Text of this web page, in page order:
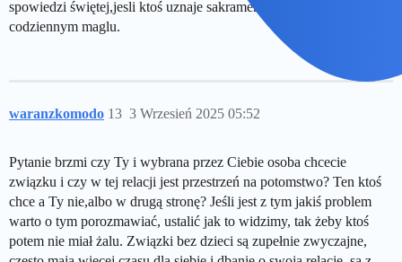
spowiedzi świętej,jesli ktoś uznaje sakrament ale nie w tzw.
codziennym maglu.
waranzkomodo 3 Wrzesień 2025 05:52
13
Pytanie brzmi czy Ty i wybrana przez Ciebie osoba chcecie
związku i czy w tej relacji jest przestrzeń na potomstwo? Ten ktoś
chce a Ty nie,albo w drugą stronę? Jeśli jest z tym jakiś problem
warto o tym porozmawiać, ustalić jak to widzimy, tak żeby ktoś
potem nie miał żalu. Związki bez dzieci są zupełnie zwyczajne,